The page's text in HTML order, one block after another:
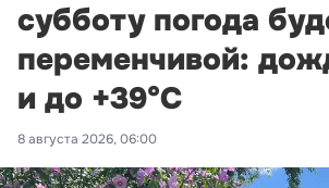
субботу погода
переменчивой:
и до +39°С
8 августа 2026, 06:00